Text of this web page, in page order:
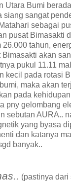
Utara Bumi
sangat
sebagai
pusat Bimasakti
26.000 tahun,
akan
pukul 11.11
kecil pada rotasi
maka akan
pada
pny gelombang
sebutan AURA..
yang byasa
dan katanya
banyak..
(pastinya dari